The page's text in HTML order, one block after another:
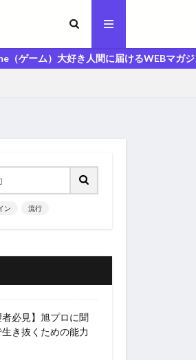
人間に届けるWEBマガジン「MAGA人マ
ン 流行
者必見】旭プロに聞
き抜くための能力